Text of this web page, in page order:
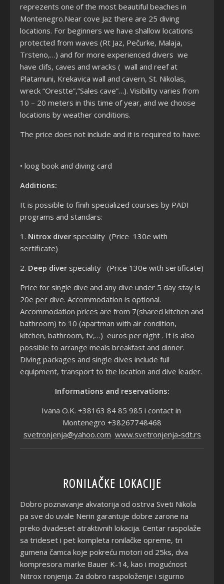
reprezents one of the most beautiful beaches in
Montenegro.Near cove Jaz there are 25 diving
locations. For beginners we have shallow locations
protected from waves (Rt Jaz, Pečurke, Malaja,
Trsteno,…) and for more experienced divers we
have clifs, caves and wracks ( wall and reef at
Platamuni, Krekavica wall and cavern, St. Nikolas,
wreck “Orestte”,”Sales cave”…). Visibility varies from
10 – 20 meters in this time of year, and we choose
locations by weather conditions.
The price does not include and it is required to have:
• loog book and diving card
Additions:
It is possible to finih specialized courses by PADI
programs and standars:
1. Nitrox diver speciality (Price 130e with
sertificate)
2. Deep diver speciality (Price 130e with sertificate)
Price for single dive and any dive under 5 day stay is
20e per dive. Accommodation is optional.
Accommodation prices are from 7(shared kitchen and
bathroom) to 10 (apartman with air condition,
kitchen, bathroom, tv,…) euros per night . It is also
possible to arrange meals breakfast and dinner.
Diving packages and single dives include full
equipment, transport to the location and dive leader.
Informations and reservations:
Ivana O.K. +38163 84 85 985 i contact in
Montenegro +38267748468
svetronjenja@yahoo.com www.svetronjenja-sdt.rs
RONILAČKE LOKACIJE
Dobro poznavanje akvatorija od ostrva Sveti Nikola
pa sve do uvale Nerin garantuje dobre zarone na
preko dvadeset atraktivnih lokacija. Centar raspolaže
sa trideset i pet kompleta ronilačke opreme, tri
gumena čamca koje pokreću motori od 25ks, dva
kompresora marke Bauer K-14, kao i mogućnost
Nitrox ronjenja. Za dobro raspoloženje i sigurno